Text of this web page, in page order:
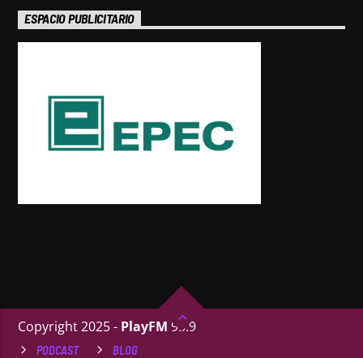
ESPACIO PUBLICITARIO
Copyright 2025 - PlayFM 95.9
PODCAST BLOG